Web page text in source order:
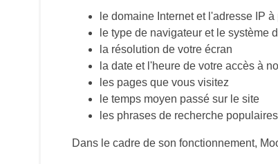
le domaine Internet et l'adresse IP
le type de navigateur et le système
la résolution de votre écran
la date et l'heure de votre accès à
les pages que vous visitez
le temps moyen passé sur le site
les phrases de recherche populaires
Dans le cadre de son fonctionnement,